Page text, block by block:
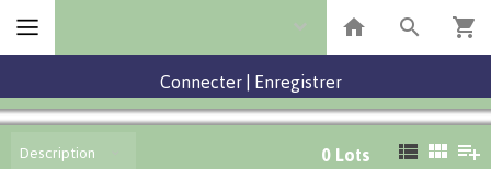
Connecter Enregistrer
Description 0 Lots